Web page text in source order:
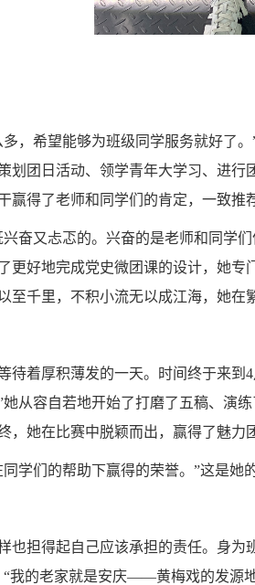
， 希望能够为班级同学服务就好了。
划 团日活动、 领学青年大学习、 进行
赢得了老师和同学们的肯定， 一致推
奋又忐忑的。兴奋的是老师和同学
更好地完成党史微团课的设计， 她专门
至千里，不积小流无以成江海， 她在
待着厚积薄发的一天。时间终于来到
她从容自若地开始了打磨了五稿、演
，她在比赛中脱颖而出， 赢得了魅力
学们 的帮助下赢得的荣誉。 ”这是她
也担得起自己应该承担的责任。身为
“我的老家就是安庆——黄梅戏的发源地